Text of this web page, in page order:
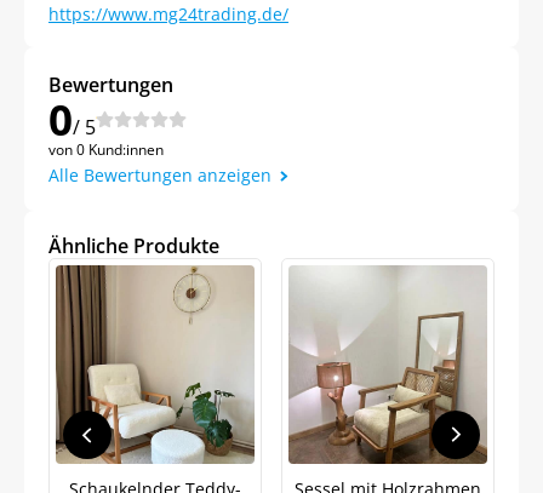
https://www.mg24trading.de/
Bewertungen
0/ 5
von 0 Kund:innen
Alle Bewertungen anzeigen
Ähnliche Produkte
Jetzt5% Rabatt